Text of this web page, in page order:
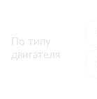
По типу
двигателя